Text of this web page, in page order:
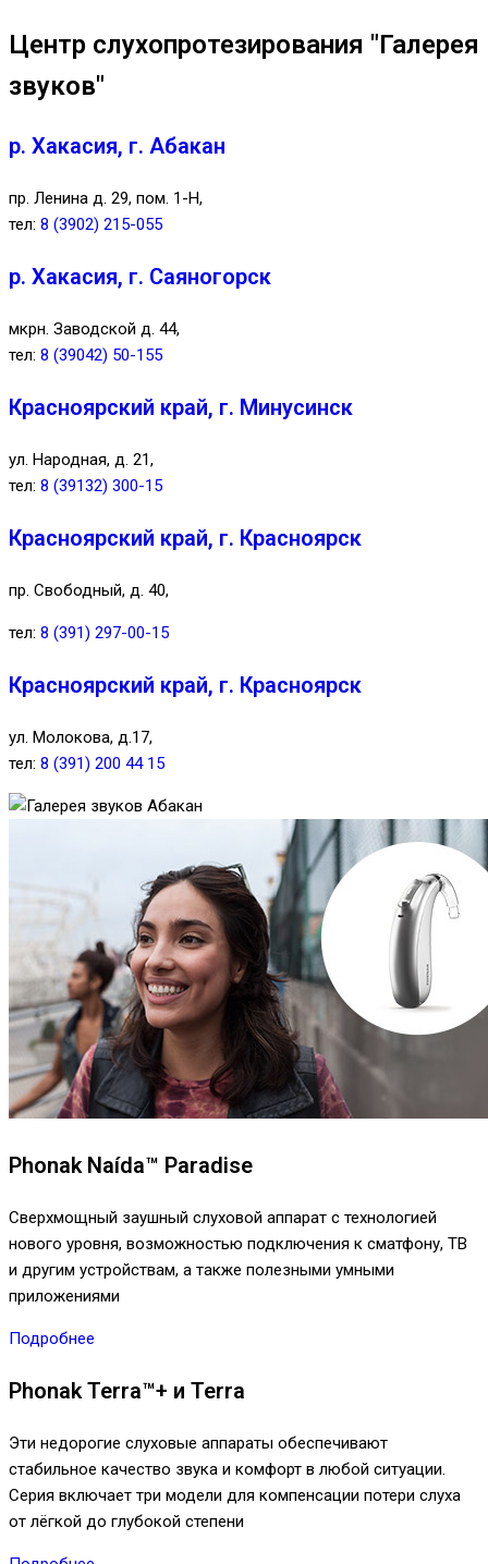
Центр слухопротезирования "Галерея
звуков"
р. Хакасия, г. Абакан
пр. Ленина д. 29, пом. 1-Н,
тел: 8 (3902) 215-055
р. Хакасия, г. Саяногорск
мкрн. Заводской д. 44,
тел: 8 (39042) 50-155
Красноярский край, г. Минусинск
ул. Народная, д. 21,
тел: 8 (39132) 300-15
Красноярский край, г. Красноярск
пр. Свободный, д. 40,
тел: 8 (391) 297-00-15
Красноярский край, г. Красноярск
ул. Молокова, д.17,
тел: 8 (391) 200 44 15
Phonak Naída™ Paradise
Сверхмощный заушный слуховой аппарат с технологией
нового уровня, возможностью подключения к сматфону, ТВ
и другим устройствам, а также полезными умными
приложениями
Подробнее
Phonak Terra™+ и Terra
Эти недорогие слуховые аппараты обеспечивают
стабильное качество звука и комфорт в любой ситуации.
Серия включает три модели для компенсации потери слуха
от лёгкой до глубокой степени